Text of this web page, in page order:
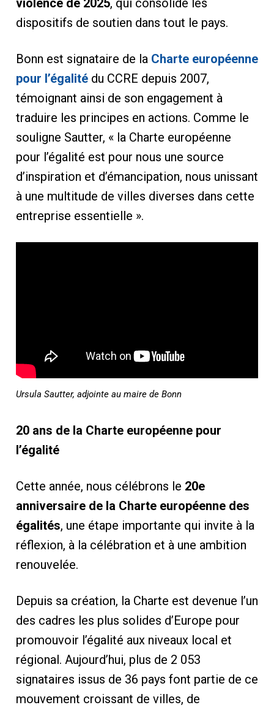
dispositifs de soutien dans tout le pays.
Bonn est signataire de la Charte européenne
pour l’égalitédu CCRE depuis 2007,
témoignant ainsi de son engagement à
traduire les principes en actions. Comme le
souligne Sautter, « la Charte européenne
pour l’égalité est pour nous une source
d’inspiration et d’émancipation, nous unissant
à une multitude de villes diverses dans cette
entreprise essentielle ».
Ursula Sautter, adjointe au maire de Bonn
20 ans de la Charte européenne pour
l’égalité
Cette année, nous célébrons le 20e
anniversaire de la Charte européenne des
égalités, une étape importante qui invite à la
réflexion, à la célébration et à une ambition
renouvelée.
Depuis sa création, la Charte est devenue l’un
des cadres les plus solides d’Europe pour
promouvoir l’égalité aux niveaux local et
régional. Aujourd’hui, plus de 2 053
signataires issus de 36 pays font partie de ce
mouvement croissant de villes, de